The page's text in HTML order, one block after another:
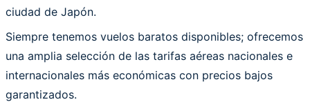
ciudad de Japón.
Siempre tenemos vuelos baratos disponibles; ofrecemos
una amplia selección de las tarifas aéreas nacionales e
internacionales más económicas con precios bajos
garantizados.